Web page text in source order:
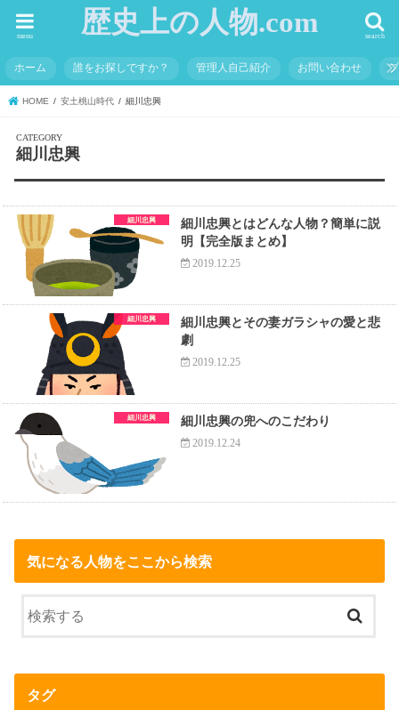
歴史上の人物.com search
menu
ホーム 誰をお探しですか？ 管理人自己紹介 お問い合わせ
HOME 安土桃山時代 細川忠興
細川忠興
細川忠興
細川忠興とはどんな人物？簡単に説
明【完全版まとめ】
2019.12.25
細川忠興
細川忠興とその妻ガラシャの愛と悲
劇
2019.12.25
細川忠興 細川忠興の兜へのこだわり
2019.12.24
気になる人物をここから検索
タグ